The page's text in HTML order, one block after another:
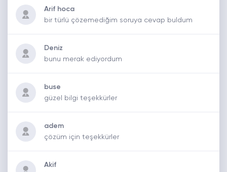
Arif hoca
bir türlü çözemediğim soruya cevap buldum
Deniz
bunu merak ediyordum
buse
güzel bilgi teşekkürler
adem
çözüm için teşekkürler
Akif